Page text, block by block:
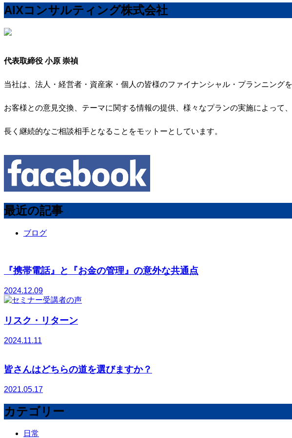
AIXコンサルティング株式会社
代表取締役 小原 崇禎
当社は、法人・経営者・資産家・個人の皆様のファイナンシャル・プランニング
お客様との意見交換、テーマに関する情報の提供、様々なプランの実施によって
長く継続的なご相談相手となることをモットーとしています。
最近の記事
ブログ
『携帯電話』と『お金の管理』の意外な共通点
2024.12.09
リスク・リターン
2024.11.11
皆さんはどちらの道を選びますか？
2021.05.17
カテゴリー
日常